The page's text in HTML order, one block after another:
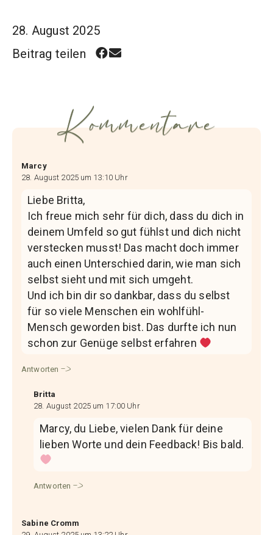
28. August 2025
Beitrag teilen
Kommentare
Marcy
28. August 2025 um 13:10 Uhr
Liebe Britta,
Ich freue mich sehr für dich, dass du dich in
deinem Umfeld so gut fühlst und dich nicht
verstecken musst! Das macht doch immer
auch einen Unterschied darin, wie man sich
selbst sieht und mit sich umgeht.
Und ich bin dir so dankbar, dass du selbst
für so viele Menschen ein wohlfühl-
Mensch geworden bist. Das durfte ich nun
schon zur Genüge selbst erfahren
Antworten
Britta
28. August 2025 um 17:00 Uhr
Marcy, du Liebe, vielen Dank für deine
lieben Worte und dein Feedback! Bis bald.
Antworten
Sabine Cromm